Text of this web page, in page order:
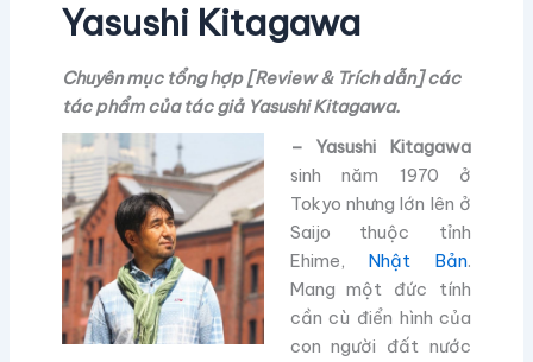
Yasushi Kitagawa
Chuyên mục tổng hợp [Review & Trích dẫn] các
tác phẩm của tác giả Yasushi Kitagawa.
– Yasushi Kitagawa
sinh năm 1970 ở
Tokyo nhưng lớn lên ở
Saijo thuộc tỉnh
Ehime,Nhật Bản.
Mang một đức tính
cần cù điển hình của
con người đất nước